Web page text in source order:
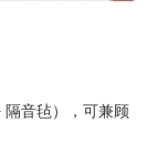
隔音毡），可兼顾